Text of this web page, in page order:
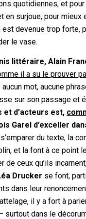
quotidiennes, et
en surjoue, pour
devenue trop forte,
le vase.
littéraire, Alain
il a su le prouver
mot, aucune
sur son passage
et d’acteurs est,
Garel d’exceller
du texte, la
et la font à ce point
de ceux qu’ils
Drucker se font,
dans leur
il y a fort à
surtout dans le